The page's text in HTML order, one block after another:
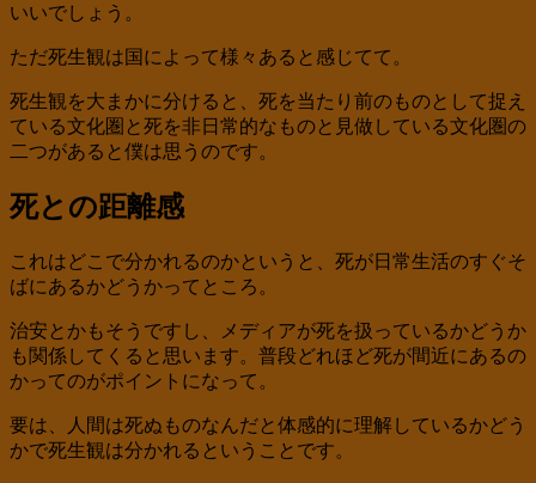
いいでしょう。
ただ死生観は国によって様々あると感じてて。
死生観を大まかに分けると、死を当たり前のものとして捉え
ている文化圏と死を非日常的なものと見做している文化圏の
二つがあると僕は思うのです。
死との距離感
これはどこで分かれるのかというと、死が日常生活のすぐそ
ばにあるかどうかってところ。
治安とかもそうですし、メディアが死を扱っているかどうか
も関係してくると思います。普段どれほど死が間近にあるの
かってのがポイントになって。
要は、人間は死ぬものなんだと体感的に理解しているかどう
かで死生観は分かれるということです。